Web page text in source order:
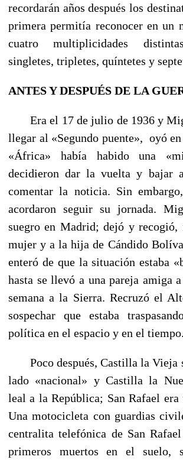
recordarán años des­pués los
primera permitía reconocer en un
cuatro multiplicidades
singletes, tripletes, quíntetes y
ANTES Y DESPUÉS DE LA
Era el 17 de julio de 1936 y
llegar al «Segundo puente», oyó
«África» había habido una
decidieron dar la vuelta y bajar
comentar la noticia. Sin
acordaron seguir su jornada.
suegro en Madrid; dejó y recogió,
mujer y a la hija de Cándido
enteró de que la situación estaba
hasta se llevó a una pareja amiga
semana a la Sierra. Recruzó el
sospechar que estaba
política en el espacio y en el tiempo.
Poco después, Castilla la Vieja
lado «nacio­nal» y Castilla la
leal a la República; San Rafael era
Una motocicleta con guardias
centralita telefónica de San
primeros muertos en el suelo,